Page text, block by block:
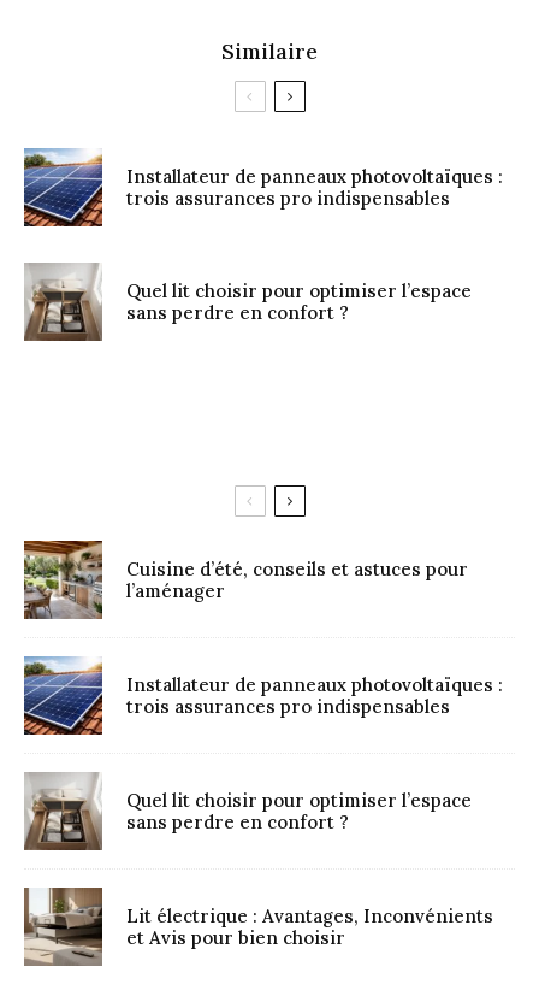
Similaire
Installateur de panneaux photovoltaïques :
trois assurances pro indispensables
Quel lit choisir pour optimiser l’espace
sans perdre en confort ?
Cuisine d’été, conseils et astuces pour
l’aménager
Installateur de panneaux photovoltaïques :
trois assurances pro indispensables
Quel lit choisir pour optimiser l’espace
sans perdre en confort ?
Lit électrique : Avantages, Inconvénients
et Avis pour bien choisir